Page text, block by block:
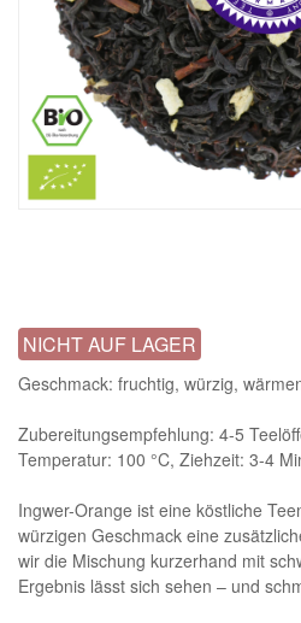
NICHT AUF LAGER
Geschmack: fruchtig, würzig,
Zubereitungsempfehlung: 4-5
Temperatur: 100 °C, Ziehzeit: 3-4
Ingwer-Orange ist eine köstliche
würzigen Geschmack eine
wir die Mischung kurzerhand mit
Ergebnis lässt sich sehen – und